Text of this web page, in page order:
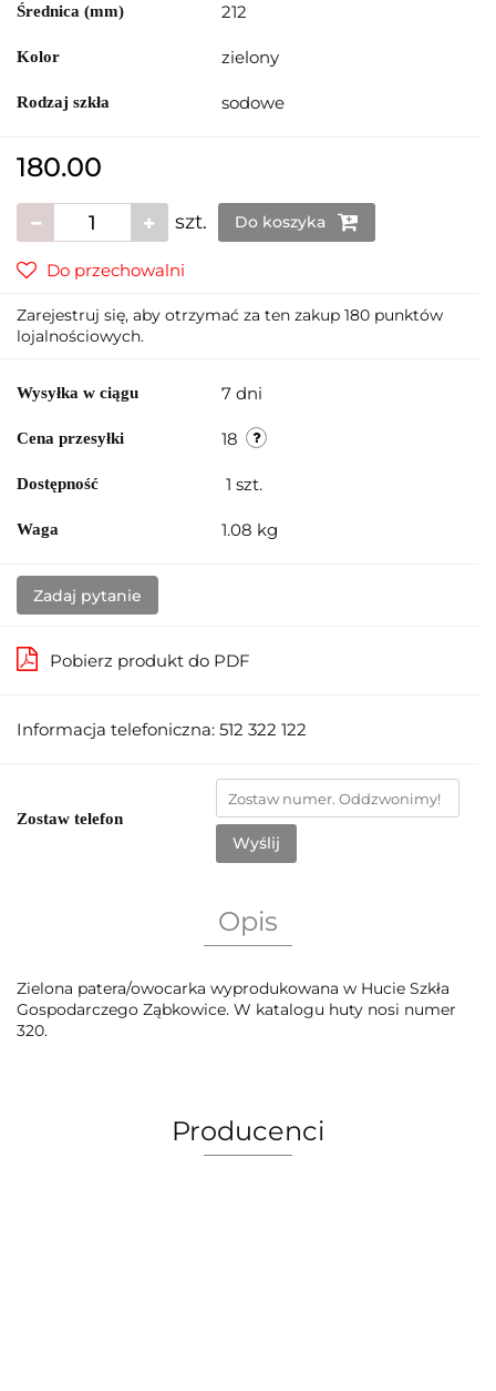
Średnica (mm) 212
Kolor zielony
Rodzaj szkła sodowe
180.00
szt. Do koszyka
Do przechowalni
Zarejestruj się, aby otrzymać za ten zakup 180 punktów
lojalnościowych.
Wysyłka w ciągu 7 dni
Cena przesyłki 18
Dostępność 1 szt.
Waga 1.08 kg
Zadaj pytanie
Pobierz produkt do PDF
Informacja telefoniczna: 512 322 122
Zostaw telefon
Wyślij
Opis
Zielona patera/owocarka wyprodukowana w Hucie Szkła
Gospodarczego Ząbkowice. W katalogu huty nosi numer
320.
Producenci